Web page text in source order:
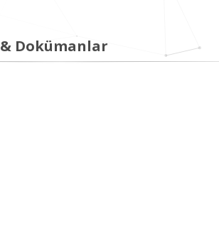
Dokümanlar